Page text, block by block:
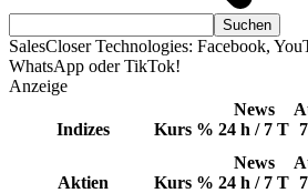
SalesCloser Technologies: Facebook,
WhatsApp oder TikTok!
Anzeige
Indizes Kurs %
News
24 h / 7 T
Aktien Kurs %
News
24 h / 7 T